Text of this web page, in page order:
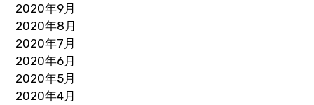
2020年9月
2020年8月
2020年7月
2020年6月
2020年5月
2020年4月